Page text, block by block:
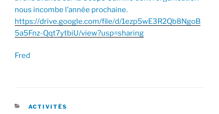
nous incombe l’année prochaine.
https://drive.google.com/file/d/1ezp5wE3R2Qb8NgoB
5a5Fnz-Qqt7ytbiU/view?usp=sharing
Fred
CATÉGORIES
ACTIVITÉS